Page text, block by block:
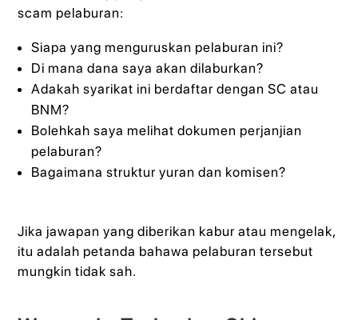
scam pelaburan:
Siapa yang menguruskan pelaburan ini?
Di mana dana saya akan dilaburkan?
Adakah syarikat ini berdaftar dengan SC atau
BNM?
Bolehkah saya melihat dokumen perjanjian
pelaburan?
Bagaimana struktur yuran dan komisen?
Jika jawapan yang diberikan kabur atau mengelak,
itu adalah petanda bahawa pelaburan tersebut
mungkin tidak sah.